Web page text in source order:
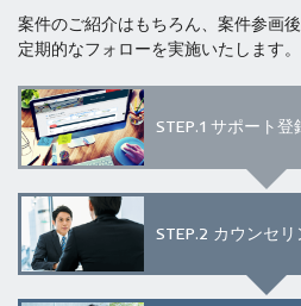
案件のご紹介はもちろん、案件参画
定期的なフォローを実施いたします。
STEP.1 サポート登
STEP.2 カウンセリ